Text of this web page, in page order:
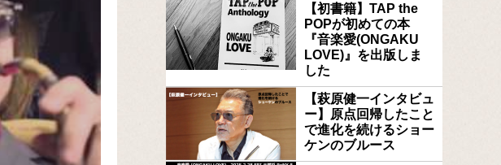
【初書籍】TAP the
POPが初めての本
『音楽愛(ONGAKU
LOVE)』を出版しま
した
【萩原健一インタビュ
ー】原点回帰したこと
で進化を続けるショー
ケンのブルース